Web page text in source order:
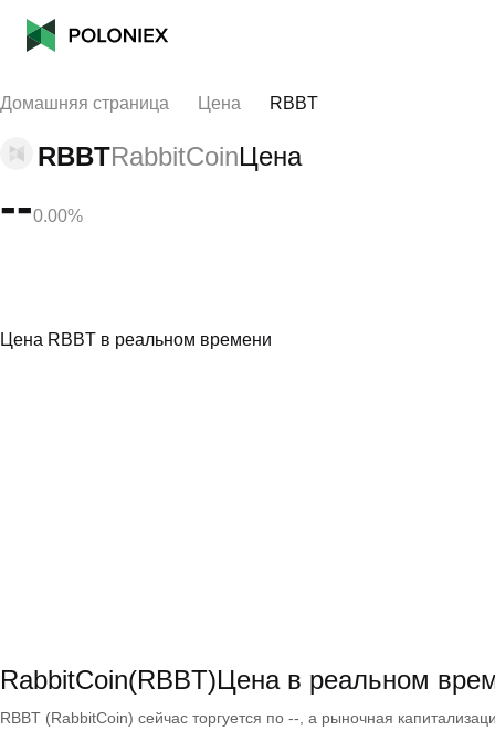
Домашняя страница Цена RBBT
RBBTRabbitCoinЦена
--0.00%
Цена RBBT в реальном времени
RabbitCoin(RBBT)Цена в реальном
RBBT (RabbitCoin) сейчас торгуется по --, а рыночная